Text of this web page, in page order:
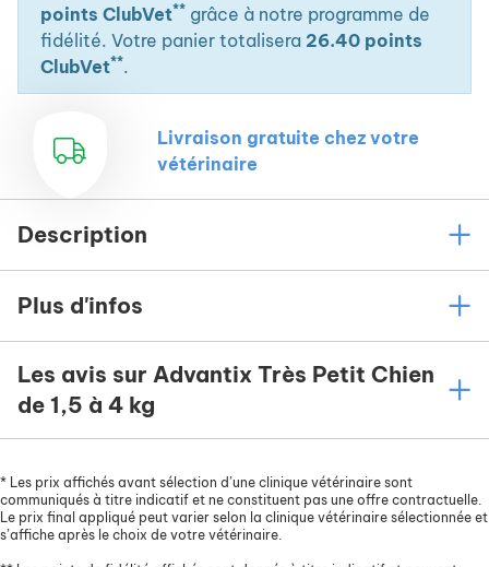
points ClubVet** grâce à notre programme de
fidélité. Votre panier totalisera 26.40 points
ClubVet**.
Livraison gratuite chez votre
vétérinaire
Description
Plus d'infos
Les avis sur Advantix Très Petit Chien
de 1,5 à 4 kg
* Les prix affichés avant sélection d’une clinique vétérinaire sont
communiqués à titre indicatif et ne constituent pas une offre contractuelle.
Le prix final appliqué peut varier selon la clinique vétérinaire sélectionnée et
s’affiche après le choix de votre vétérinaire.